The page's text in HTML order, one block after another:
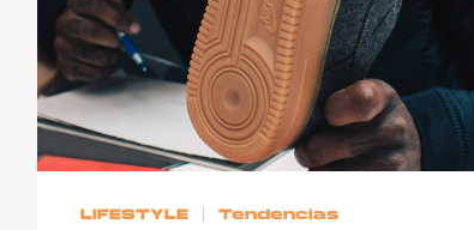
LIFESTYLE Tendencias